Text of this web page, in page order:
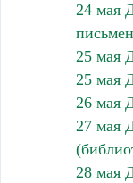
24 мая
25 мая
25 мая
26 мая
27 мая
28 мая